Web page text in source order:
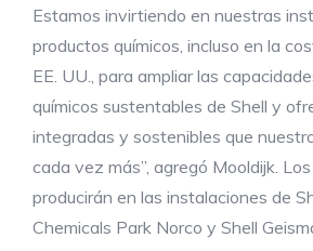
Estamos invirtiendo en nuestras
productos químicos, incluso en la
EE. UU., para ampliar las
químicos sustentables de Shell y
integradas y sostenibles que
cada vez más”, agregó Mooldijk.
producirán en las instalaciones de
Chemicals Park Norco y Shell